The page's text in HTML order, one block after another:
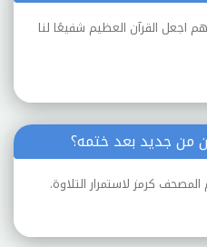
اجعل القرآن العظيم شفيعًا لنا
من جديد بعد ختمه؟
كرمز لاستمرار التلاوة.